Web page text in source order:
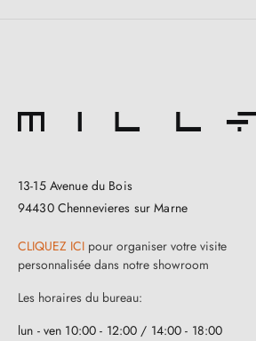
13-15 Avenue du Bois
94430 Chennevieres sur Marne
CLIQUEZ ICI pour organiser votre visite
personnalisée dans notre showroom
Les horaires du bureau:
lun - ven 10:00 - 12:00 / 14:00 - 18:00